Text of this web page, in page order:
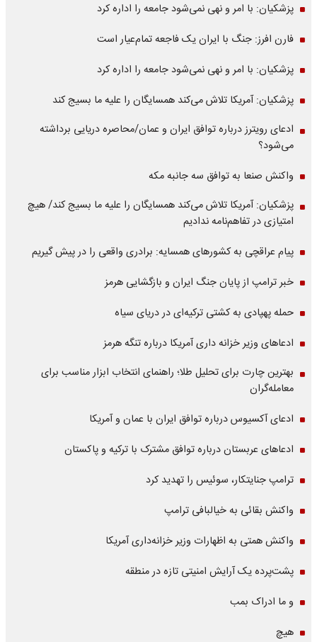
پزشکیان: با امر و نهی نمی‌شود جامعه را اداره کرد
فارن افرز: جنگ با ایران یک فاجعه تمام‌عیار است
پزشکیان: با امر و نهی نمی‌شود جامعه را اداره کرد
پزشکیان: آمریکا تلاش می‌کند همسایگان را علیه ما بسیج کند
ادعای رویترز درباره توافق ایران و عمان/محاصره دریایی برداشته
می‌شود؟
واکنش صنعا به توافق سه جانبه مکه
پزشکیان: آمریکا تلاش می‌کند همسایگان را علیه ما بسیج کند/ هیچ
امتیازی در تفاهم‌نامه ندادیم
پیام عراقچی به کشورهای همسایه: برادری واقعی را در پیش گیریم
خبر ترامپ از پایان جنگ ایران و بازگشایی هرمز
حمله پهپادی به کشتی ترکیه‌ای در دریای سیاه
ادعاهای وزیر خزانه داری آمریکا درباره تنگه هرمز
بهترین چارت برای تحلیل طلا؛ راهنمای انتخاب ابزار مناسب برای
معامله‌گران
ادعای آکسیوس درباره توافق ایران با عمان و آمریکا
ادعاهای عربستان درباره توافق مشترک با ترکیه و پاکستان
ترامپ جنایتکار، سوئیس را تهدید کرد
واکنش بقائی به خیالبافی ترامپ
واکنش همتی به اظهارات وزیر خزانه‌داری آمریکا
پشت‌پرده یک آرایش امنیتی تازه در منطقه
و ما ادراک بمب
هیچ